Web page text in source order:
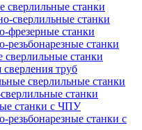
сверлильные станки
сверлильные станки
фрезерные станки
резьбонарезные станки
станки
труб
сверлильные станки
станки
станки с ЧПУ
резьбонарезные станки с